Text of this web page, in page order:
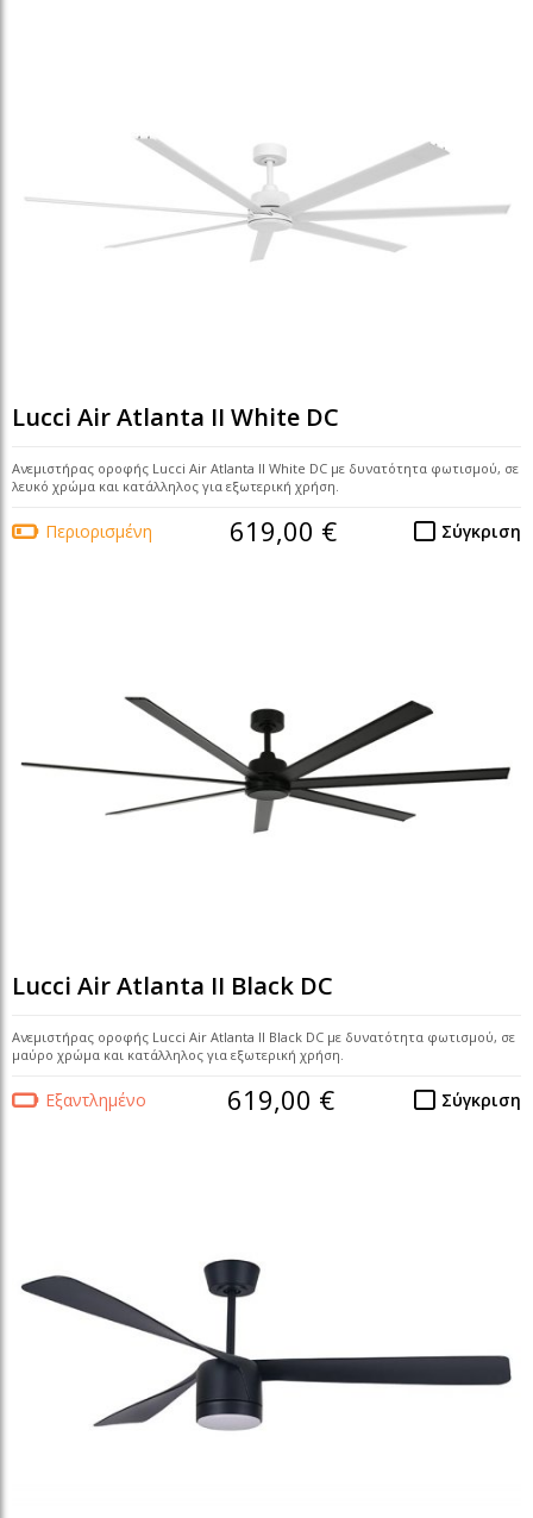
Lucci Air Atlanta II White DC
Ανεμιστήρας οροφής Lucci Air Atlanta II White DC με δυνατότητα φωτισμού, σε
λευκό χρώμα και κατάλληλος για εξωτερική χρήση.
Περιορισμένη Σύγκριση
619,00 €
Lucci Air Atlanta II Black DC
Ανεμιστήρας οροφής Lucci Air Atlanta II Black DC με δυνατότητα φωτισμού, σε
μαύρο χρώμα και κατάλληλος για εξωτερική χρήση.
Εξαντλημένο Σύγκριση
619,00 €